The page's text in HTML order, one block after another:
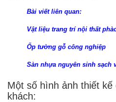
Bài viết liên quan:
Vật liệu trang trí nội thất
Ốp tường gỗ công nghiệp
Sàn nhựa nguyên sinh sạch
Một số hình ảnh thiết kế
khách: